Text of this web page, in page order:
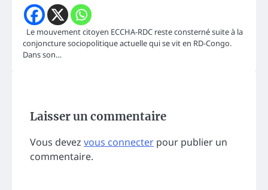
Le mouvement citoyen ECCHA-RDC reste consterné suite à la
conjoncture sociopolitique actuelle qui se vit en RD-Congo.
Dans son…
Laisser un commentaire
Vous devez vous connecter pour publier un
commentaire.